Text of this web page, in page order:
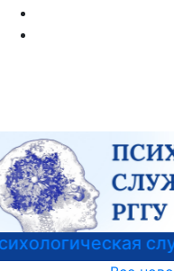
Детали программы